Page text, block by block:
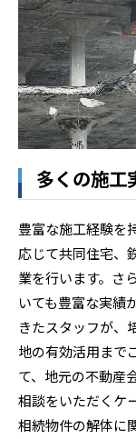
多くの施工
豊富な施工経験を
応じて共同住宅、
業を行います。さ
いても豊富な実績
きたスタッフが、
地の有効活用まで
て、地元の不動産
相談をいただくケ
相続物件の解体に